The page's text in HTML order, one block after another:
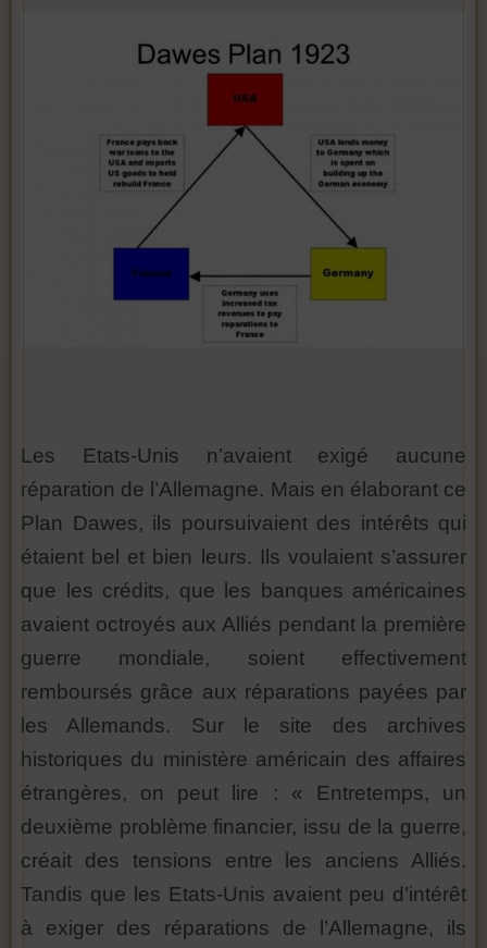
Les Etats-Unis n’avaient exigé aucune
réparation de l’Allemagne. Mais en élaborant ce
Plan Dawes, ils poursuivaient des intérêts qui
étaient bel et bien leurs. Ils voulaient s’assurer
que les crédits, que les banques américaines
avaient octroyés aux Alliés pendant la première
guerre mondiale, soient effectivement
remboursés grâce aux réparations payées par
les Allemands. Sur le site des archives
historiques du ministère américain des affaires
étrangères, on peut lire : « Entretemps, un
deuxième problème financier, issu de la guerre,
créait des tensions entre les anciens Alliés.
Tandis que les Etats-Unis avaient peu d’intérêt
à exiger des réparations de l’Allemagne, ils